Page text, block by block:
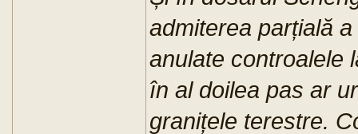
admiterea parțială
anulate controalele
în al doilea pas ar
granițele terestre.